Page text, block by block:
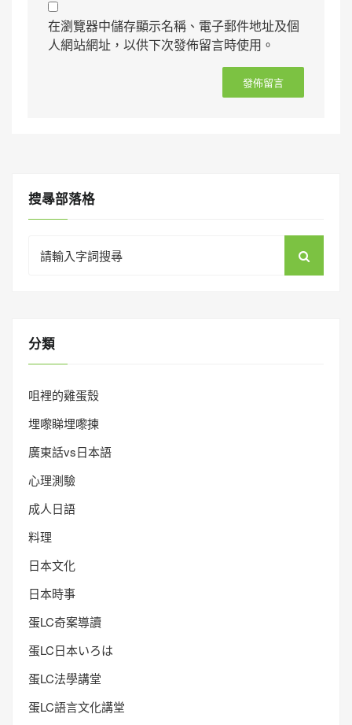
在瀏覽器中儲存顯示名稱、電子郵件地址及個
人網站網址，以供下次發佈留言時使用。
搜㝷部落格
for:
分類
咀裡的雞蛋殼
埋嚟睇埋嚟揀
廣東話vs日本語
心理測驗
成人日語
料理
日本文化
日本時事
蛋LC奇案導讀
蛋LC日本いろは
蛋LC法學講堂
蛋LC語言文化講堂